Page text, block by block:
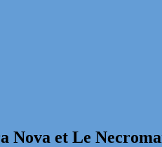
Nova et Le